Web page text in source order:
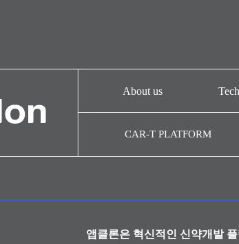
About us
협력기관
CAR-T PLATFORM
앱클론은 혁신적인 신약개발